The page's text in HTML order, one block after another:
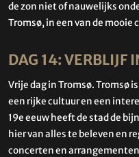
de zon niet of nauwelijks
Tromsø, in een van de mooie
DAG 14: VERBLIJF
Vrije dag in Tromsø. Tromsø
een rijke cultuur en een
19e eeuw heeft de stad de
hier van alles te beleven en
concerten en